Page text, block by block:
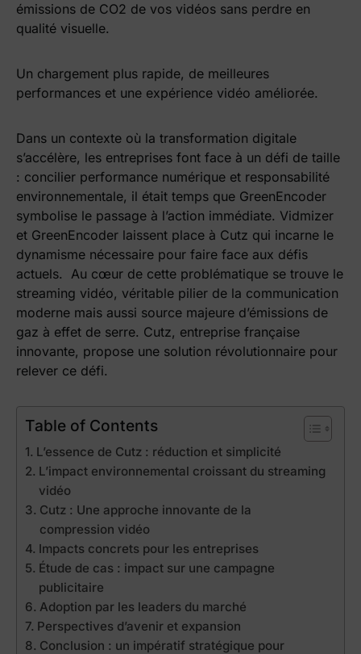
émissions de CO2 de vos vidéos sans perdre en
qualité visuelle.
Un chargement plus rapide, de meilleures
performances et une expérience vidéo améliorée.
Dans un contexte où la transformation digitale
s’accélère, les entreprises font face à un défi de taille
: concilier performance numérique et responsabilité
environnementale, il était temps que GreenEncoder
symbolise le passage à l’action immédiate. Vidmizer
et GreenEncoder laissent place à Cutz qui incarne le
dynamisme nécessaire pour faire face aux défis
actuels. Au cœur de cette problématique se trouve le
streaming vidéo, véritable pilier de la communication
moderne mais aussi source majeure d’émissions de
gaz à effet de serre. Cutz, entreprise française
innovante, propose une solution révolutionnaire pour
relever ce défi.
Table of Contents
L’essence de Cutz : réduction et simplicité
L’impact environnemental croissant du streaming
vidéo
Cutz : Une approche innovante de la
compression vidéo
Impacts concrets pour les entreprises
Étude de cas : impact sur une campagne
publicitaire
Adoption par les leaders du marché
Perspectives d’avenir et expansion
Conclusion : un impératif stratégique pour